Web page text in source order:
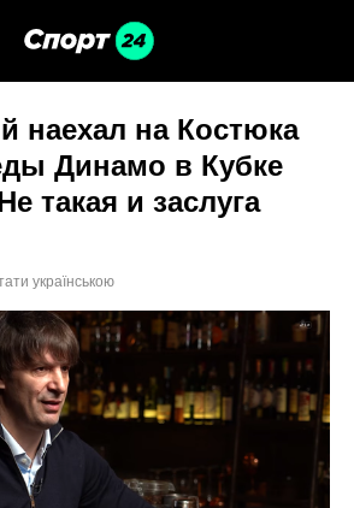
наехал на Костюка
Динамо в Кубке
такая и заслуга
українською